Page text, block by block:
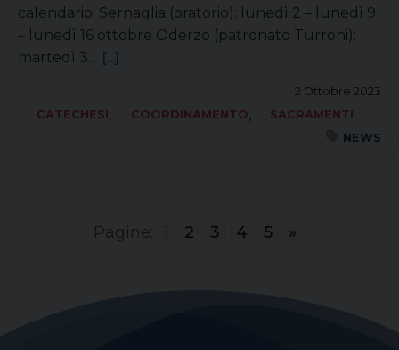
calendario: Sernaglia (oratorio): lunedì 2 – lunedì 9
– lunedì 16 ottobre Oderzo (patronato Turroni):
martedì 3… [...]
2 Ottobre 2023
CATECHESI, COORDINAMENTO,
SACRAMENTI
NEWS
Pagine: 2 3 4 5 »